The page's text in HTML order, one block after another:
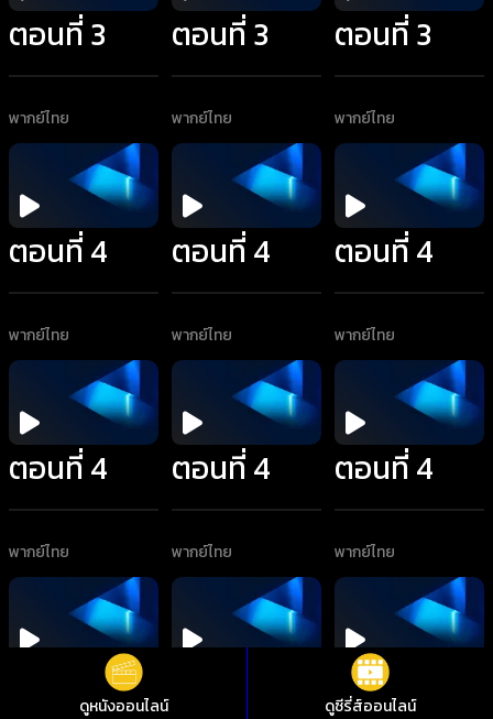
ตอนที่ 3
พากย์ไทย
ตอนที่ 3
พากย์ไทย
ตอนที่ 3
พากย์ไทย
ตอนที่ 4
พากย์ไทย
ตอนที่ 4
พากย์ไทย
ตอนที่ 4
พากย์ไทย
ตอนที่ 4
พากย์ไทย
ตอนที่ 4
พากย์ไทย
ตอนที่ 4
พากย์ไทย
ตอนที่ 4 ตอนที่ 4
ดูหนังออนไลน์ ดูซีรี่ส์ออนไลน์